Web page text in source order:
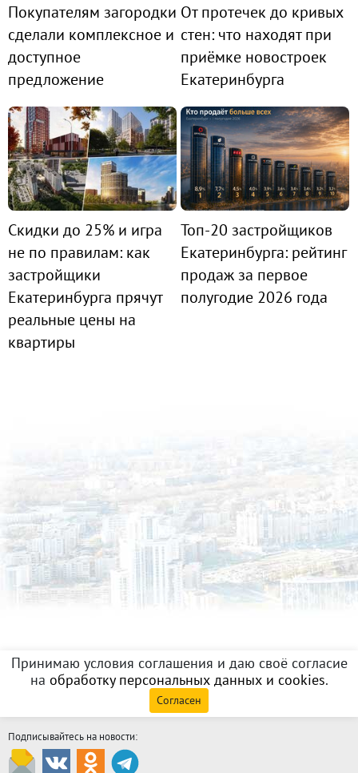
Покупателям загородки
сделали комплексное и
доступное
предложение
От протечек до кривых
стен: что находят при
приёмке новостроек
Екатеринбурга
Скидки до 25% и игра
не по правилам: как
застройщики
Екатеринбурга прячут
реальные цены на
квартиры
Топ-20 застройщиков
Екатеринбурга: рейтинг
продаж за первое
полугодие 2026 года
Принимаю условия соглашения и даю своё согласие
на обработку персональных данных и cookies.
Согласен
Подписывайтесь на новости: